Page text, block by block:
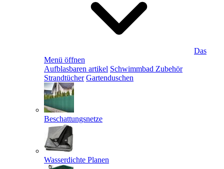
Das
Menü öffnen
Aufblasbaren artikel Schwimmbad Zubehör
Strandtücher Gartenduschen
Beschattungsnetze
Wasserdichte Planen